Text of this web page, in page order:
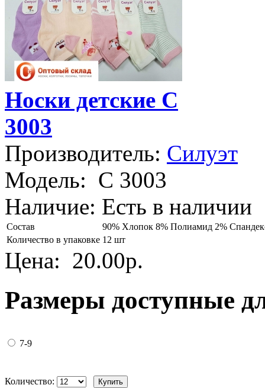
Носки детские С
3003
Производитель: Силуэт
Модель: С 3003
Наличие: Есть в наличии
Состав
90% Хлопок 8% Полиамид 2%
Количество в упаковке 12 шт
Цена: 20.00р.
Размеры доступные
7-9
Количество: